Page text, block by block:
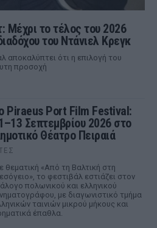
Μέχρι το τέλος του 2026
του Ντάνιελ Κρεγκ
αποκαλύπτει ότι η επιλογή του
προσοχή
Piraeus Port Film Festival:
Σεπτεμβρίου 2026 στο
Θέατρο Πειραιά
θεματική «Από τη Βαλτική στη
το φεστιβάλ εστιάζει στον
πολωνικού και ελληνικού
με διαγωνιστικό τμήμα
ταινιών μικρού μήκους και
έπαθλα.